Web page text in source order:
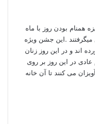
همنام بودن روز با ماه
.این جشن ویژه
اند و در این روز زنان
در این روز بر روی
می کنند تا آن خانه